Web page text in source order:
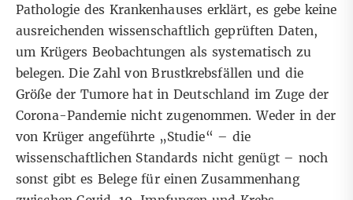
Pathologie des Krankenhauses erklärt, es gebe keine
ausreichenden wissenschaftlich geprüften Daten,
um Krügers Beobachtungen als systematisch zu
belegen. Die Zahl von Brustkrebsfällen und die
Größe der Tumore hat in Deutschland im Zuge der
Corona-Pandemie nicht zugenommen. Weder in der
von Krüger angeführte „Studie“ – die
wissenschaftlichen Standards nicht genügt – noch
sonst gibt es Belege für einen Zusammenhang